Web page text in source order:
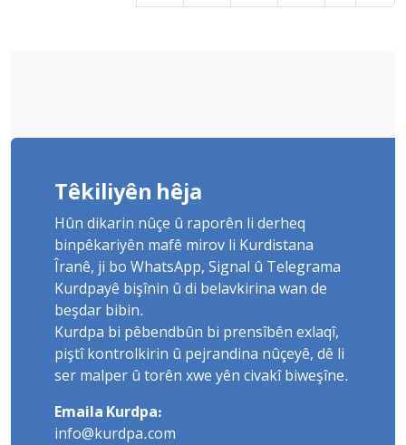
Têkiliyên hêja
Hûn dikarin nûçe û raporên li derheq
binpêkariyên mafê mirov li Kurdistana
Îranê, ji bo WhatsApp, Signal û Telegrama
Kurdpayê bişînin û di belavkirina wan de
beşdar bibin.
Kurdpa bi pêbendbûn bi prensîbên exlaqî,
piştî kontrolkirin û pejrandina nûçeyê, dê li
ser malper û torên xwe yên civakî biweşîne.
Emaila Kurdpa:
info@kurdpa.com